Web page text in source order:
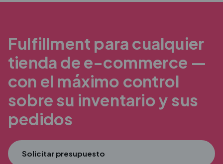
Fulfillment para cualquier
tienda de e-commerce —
con el máximo control
sobre su inventario y sus
pedidos
Solicitar presupuesto